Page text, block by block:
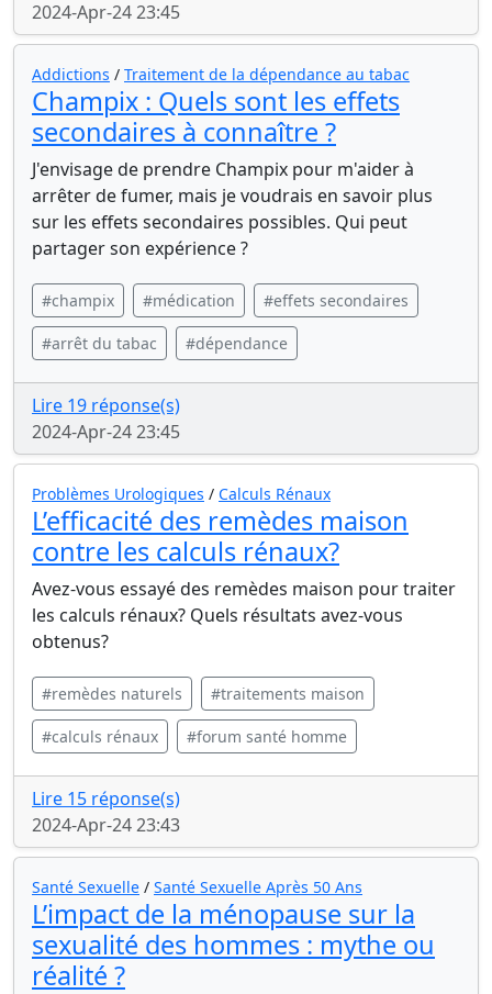
2024-Apr-24 23:45
Addictions / Traitement de la dépendance au tabac
Champix : Quels sont les effets
secondaires à connaître ?
J'envisage de prendre Champix pour m'aider à
arrêter de fumer, mais je voudrais en savoir plus
sur les effets secondaires possibles. Qui peut
partager son expérience ?
#champix #médication #effets secondaires
#arrêt du tabac #dépendance
Lire 19 réponse(s)
2024-Apr-24 23:45
Problèmes Urologiques / Calculs Rénaux
L’efficacité des remèdes maison
contre les calculs rénaux?
Avez-vous essayé des remèdes maison pour traiter
les calculs rénaux? Quels résultats avez-vous
obtenus?
#remèdes naturels #traitements maison
#calculs rénaux #forum santé homme
Lire 15 réponse(s)
2024-Apr-24 23:43
Santé Sexuelle / Santé Sexuelle Après 50 Ans
L’impact de la ménopause sur la
sexualité des hommes : mythe ou
réalité ?